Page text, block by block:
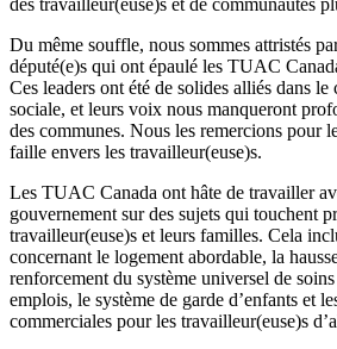
Du même souffle, nous sommes attristés
député(e)s qui ont épaulé les TUAC
Ces leaders ont été de solides alliés dans
sociale, et leurs voix nous manqueront
des communes. Nous les remercions pour
faille envers les travailleur(euse)s.
Les TUAC Canada ont hâte de travailler
gouvernement sur des sujets qui touchent
travailleur(euse)s et leurs familles. Cela
concernant le logement abordable, la
renforcement du système universel de
emplois, le système de garde d’enfants et
commerciales pour les travailleur(euse)s